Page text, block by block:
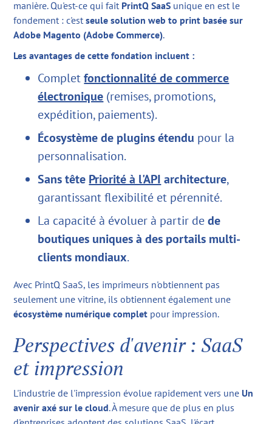
manière. Qu'est-ce qui fait PrintQ SaaS unique en est le
fondement : c'estseule solution web to print basée sur
Adobe Magento (Adobe Commerce).
Les avantages de cette fondation incluent :
Completfonctionnalité de commerce
électronique (remises, promotions,
expédition, paiements).
Écosystème de plugins étendu pour la
personnalisation.
Sans tête Priorité à l'API architecture,
garantissant flexibilité et pérennité.
La capacité à évoluer à partir dede
boutiques uniques à des portails multi-
clients mondiaux.
Avec PrintQ SaaS, les imprimeurs n'obtiennent pas
seulement une vitrine, ils obtiennent également une
écosystème numérique complet pour impression.
Perspectives d'avenir : SaaS
et impression
L'industrie de l'impression évolue rapidement vers une Un
avenir axé sur le cloud. À mesure que de plus en plus